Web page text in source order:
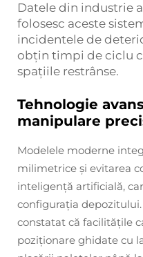
Datele din industrie
folosesc aceste
incidentele de
obțin timpi de ciclu
spațiile restrânse.
Tehnologie
manipulare
Modelele moderne
milimetrice și evitarea
inteligență artificială,
configurația
constatat că facilitățile
poziționare ghidate cu